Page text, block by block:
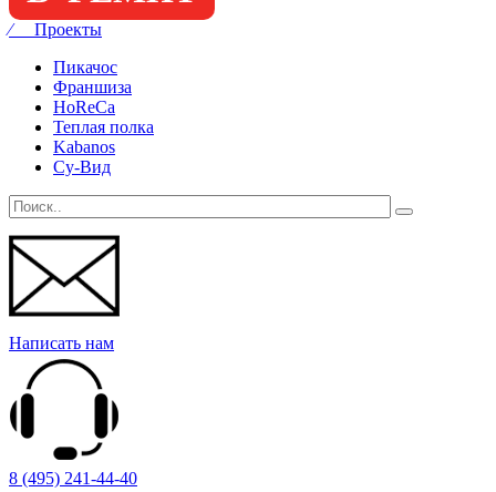
⁄ Проекты
Пикачос
Франшиза
HoReCa
Теплая полка
Kabanos
Су-Вид
Написать нам
8 (495) 241-44-40